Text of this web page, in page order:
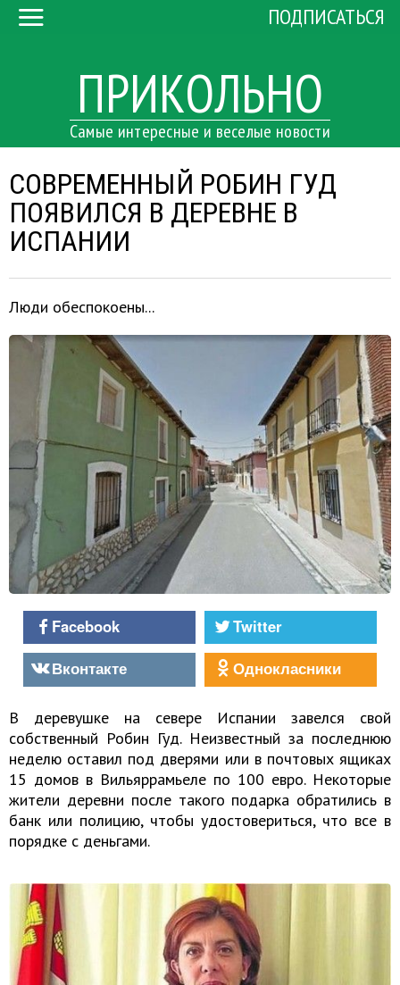
ПРИКОЛЬНО
Самые интересные и веселые новости
ПОДПИСАТЬСЯ
СОВРЕМЕННЫЙ РОБИН ГУД
ПОЯВИЛСЯ В ДЕРЕВНЕ В
ИСПАНИИ
Люди обеспокоены...
Facebook
Twitter
Вконтакте
Однокласники
В деревушке на севере Испании завелся свой
собственный Робин Гуд. Неизвестный за последнюю
неделю оставил под дверями или в почтовых ящиках
15 домов в Вильяррамьеле по 100 евро. Некоторые
жители деревни после такого подарка обратились в
банк или полицию, чтобы удостовериться, что все в
порядке с деньгами.